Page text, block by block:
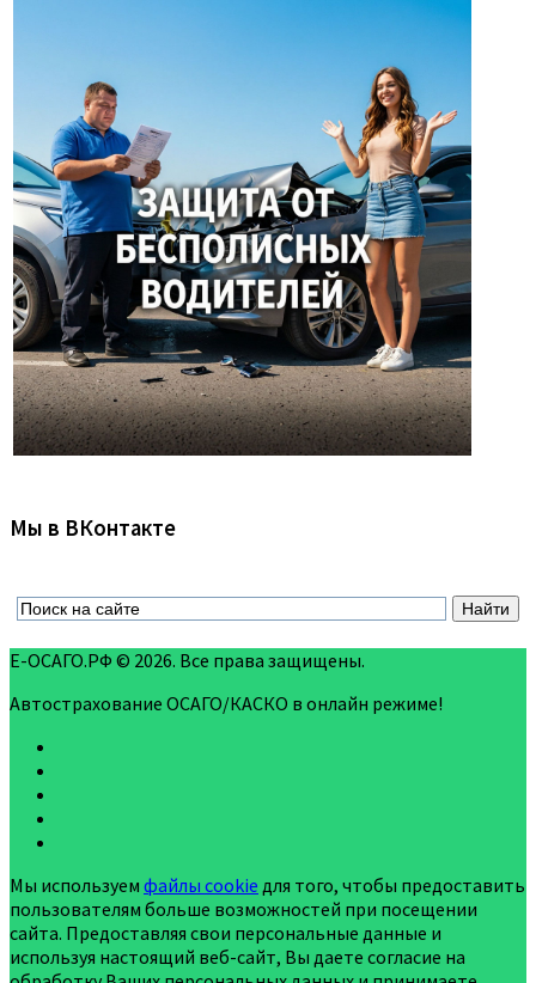
Мы в ВКонтакте
Е-ОСАГО.РФ © 2026. Все права защищены.
Автострахование ОСАГО/КАСКО в онлайн режиме!
Мы используем файлы cookie для того, чтобы предоставить
пользователям больше возможностей при посещении
сайта. Предоставляя свои персональные данные и
используя настоящий веб-сайт, Вы даете согласие на